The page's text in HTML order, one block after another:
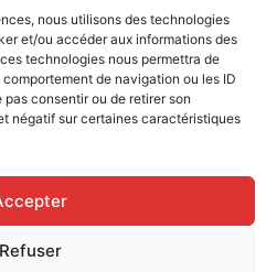
nous utilisons des technologies
et/ou accéder aux informations des
technologies nous permettra de
de navigation ou les ID
consentir ou de retirer son
négatif sur certaines caractéristiques
Refuser